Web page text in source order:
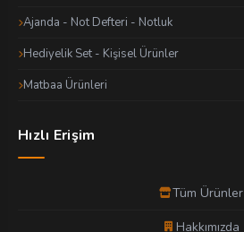
Ajanda - Not Defteri - Notluk
Hediyelik Set - Kişisel Ürünler
Matbaa Ürünleri
Hızlı Erişim
Tüm Ürünler
Hakkımızda